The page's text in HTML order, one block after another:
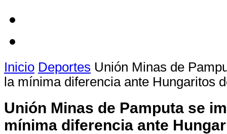
Inicio Deportes Unión Minas de
la mínima diferencia ante Hungaritos
Unión Minas de Pamputa se
mínima diferencia ante